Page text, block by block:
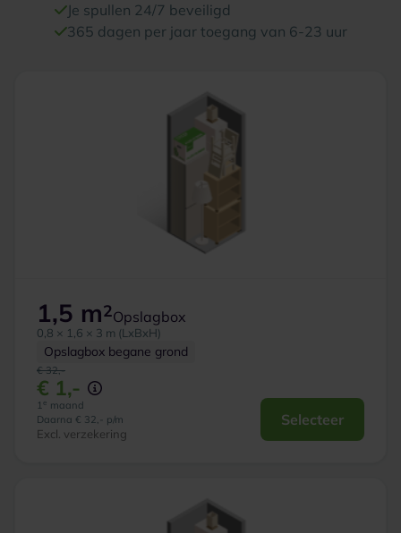
Je spullen 24/7 beveiligd
365 dagen per jaar toegang van 6-23 uur
1,5 m2Opslagbox
0,8 × 1,6 × 3 m (LxBxH)
Opslagbox begane grond
€ 32,-
€ 1,-
1 e maand
Daarna € 32,- p/m
Excl. verzekering
Selecteer